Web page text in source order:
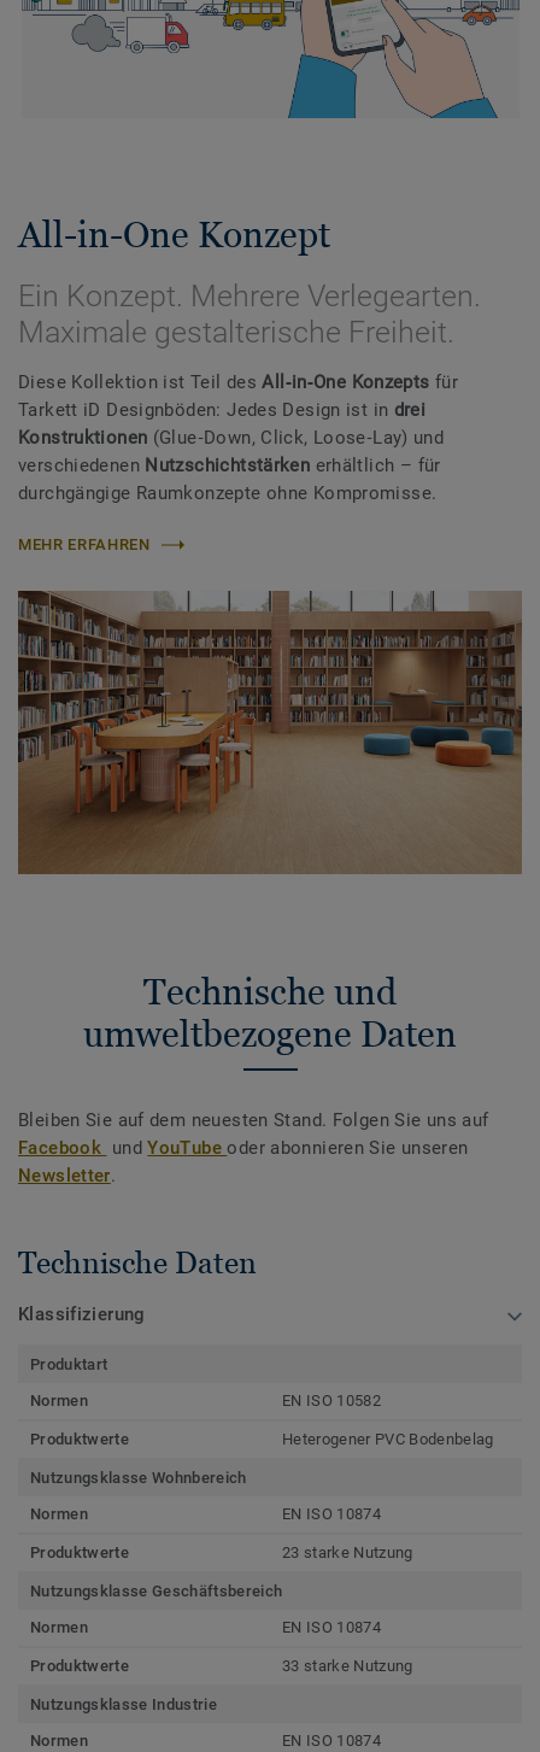
All-in-One Konzept
Ein Konzept. Mehrere Verlegearten.
Maximale gestalterische Freiheit.
Diese Kollektion ist Teil desAll‑in‑One Konzepts für
Tarkett iD Designböden: Jedes Design ist in drei
Konstruktionen (Glue‑Down, Click, Loose‑Lay) und
verschiedenen Nutzschichtstärken erhältlich – für
durchgängige Raumkonzepte ohne Kompromisse.
MEHR ERFAHREN
Technische und
umweltbezogene Daten
Bleiben Sie auf dem neuesten Stand. Folgen Sie uns auf
Facebook undYouTubeoder abonnieren Sie unseren
Newsletter.
Technische Daten
Klassifizierung
Produktart
Normen
EN ISO 10582
Produktwerte Heterogener PVC Bodenbelag
Nutzungsklasse Wohnbereich
Normen
EN ISO 10874
Produktwerte 23 starke Nutzung
Nutzungsklasse Geschäftsbereich
Normen
EN ISO 10874
Produktwerte 33 starke Nutzung
Nutzungsklasse Industrie
Normen
EN ISO 10874